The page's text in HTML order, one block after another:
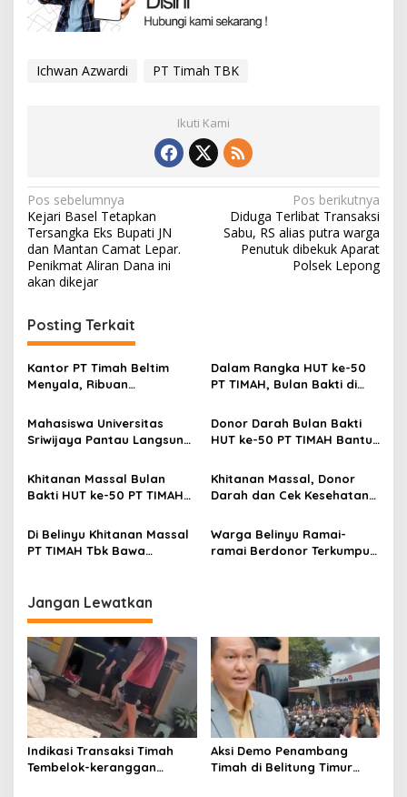
Ichwan Azwardi PT Timah TBK
Ikuti Kami
Navigasi
pos
Pos sebelumnya
Kejari Basel Tetapkan
Tersangka Eks Bupati JN
dan Mantan Camat Lepar.
Penikmat Aliran Dana ini
akan dikejar
Pos berikutnya
Diduga Terlibat Transaksi
Sabu, RS alias putra warga
Penutuk dibekuk Aparat
Polsek Lepong
Posting Terkait
Kantor PT Timah Beltim
Menyala, Ribuan
Pemerintah Jangan Tutup
Mata
Dalam Rangka HUT ke-50
PT TIMAH, Bulan Bakti di
Massal, Donor Darah, dan
Layanan Kesehatan Gratis
Mahasiswa Universitas
Sriwijaya Pantau Langsung
Timah di PT TIMAH
Donor Darah Bulan Bakti
HUT ke-50 PT TIMAH Bantu
Barat
Khitanan Massal Bulan
Bakti HUT ke-50 PT TIMAH
Bangka Barat
Khitanan Massal, Donor
Darah dan Cek Kesehatan
HUT ke-50 PT TIMAH di
Bangka Tengah
Di Belinyu Khitanan Massal
PT TIMAH Tbk Bawa
Warga Belinyu Ramai-
ramai Berdonor Terkumpul
Jangan Lewatkan
Indikasi Transaksi Timah
Tembelok-keranggan
Aksi Demo Penambang
Timah di Belitung Timur